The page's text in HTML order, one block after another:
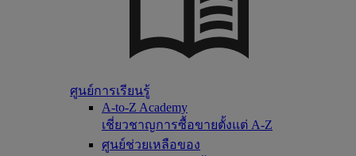
ศูนย์การเรียนรู้
A-to-Z Academy
เชี่ยวชาญการซื้อขายตั้งแต่ A-Z
ศูนย์ช่วยเหลือของ